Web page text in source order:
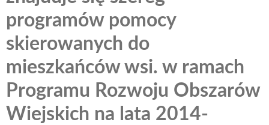
programów pomocy
skierowanych do
mieszkańców wsi. w ramach
Programu Rozwoju Obszarów
Wiejskich na lata 2014-